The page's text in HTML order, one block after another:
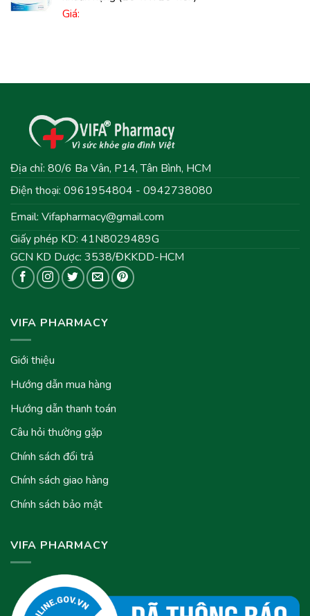
Giá:
Địa chỉ: 80/6 Ba Vân, P14, Tân Bình, HCM
Điện thoại: 0961954804 - 0942738080
Email: Vifapharmacy@gmail.com
Giấy phép KD: 41N8029489G
GCN KD Dược: 3538/ĐKKDD-HCM
VIFA PHARMACY
Giới thiệu
Hướng dẫn mua hàng
Hướng dẫn thanh toán
Câu hỏi thường gặp
Chính sách đổi trả
Chính sách giao hàng
Chính sách bảo mật
VIFA PHARMACY